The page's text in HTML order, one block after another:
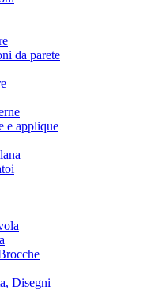
da parete
e applique
Disegni